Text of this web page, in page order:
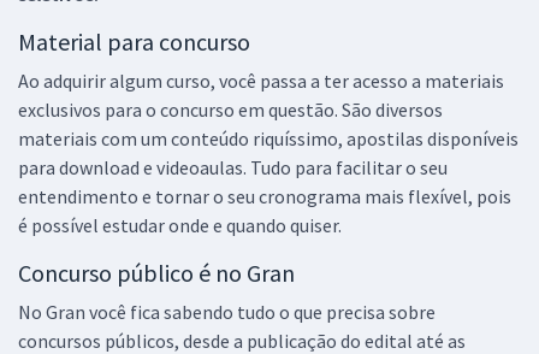
Material para concurso
Ao adquirir algum curso, você passa a ter acesso a materiais
exclusivos para o concurso em questão. São diversos
materiais com um conteúdo riquíssimo, apostilas disponíveis
para download e videoaulas. Tudo para facilitar o seu
entendimento e tornar o seu cronograma mais flexível, pois
é possível estudar onde e quando quiser.
Concurso público é no Gran
No Gran você fica sabendo tudo o que precisa sobre
concursos públicos, desde a publicação do edital até as